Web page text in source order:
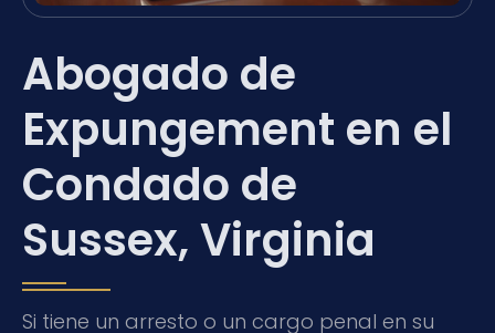
Abogado de
Expungement en el
Condado de
Sussex, Virginia
Si tiene un arresto o un cargo penal en su